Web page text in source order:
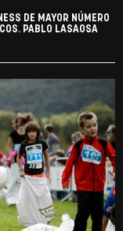
DE MAYOR NÚMERO
PABLO LASAOSA